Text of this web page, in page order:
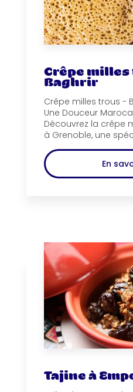
Crêpe milles
Baghrir
Crêpe milles trous -
Une Douceur
Découvrez la crêpe
à Grenoble, une
En
Tajine à